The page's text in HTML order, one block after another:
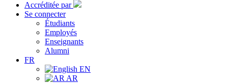
Accréditée par
Se connecter
Étudiants
Employés
Enseignants
Alumni
FR
EN
AR